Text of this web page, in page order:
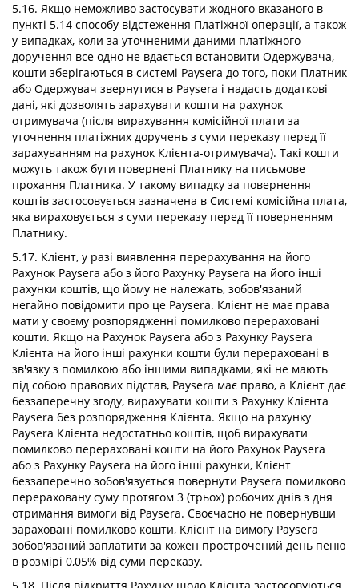
5.16. Якщо неможливо застосувати жодного вказаного в
пункті 5.14 способу відстеження Платіжної операції, а також
у випадках, коли за уточненими даними платіжного
доручення все одно не вдається встановити Одержувача,
кошти зберігаються в системі Paysera до того, поки Платник
або Одержувач звернутися в Paysera і надасть додаткові
дані, які дозволять зарахувати кошти на рахунок
отримувача (після вирахування комісійної плати за
уточнення платіжних доручень з суми переказу перед її
зарахуванням на рахунок Клієнта-отримувача). Такі кошти
можуть також бути повернені Платнику на письмове
прохання Платника. У такому випадку за повернення
коштів застосовується зазначена в Системі комісійна плата,
яка вираховується з суми переказу перед її поверненням
Платнику.
5.17. Клієнт, у разі виявлення перерахування на його
Рахунок Paysera або з його Рахунку Paysera на його інші
рахунки коштів, що йому не належать, зобов'язаний
негайно повідомити про це Paysera. Клієнт не має права
мати у своєму розпорядженні помилково перераховані
кошти. Якщо на Рахунок Paysera або з Рахунку Paysera
Клієнта на його інші рахунки кошти були перераховані в
зв'язку з помилкою або іншими випадками, які не мають
під собою правових підстав, Paysera має право, а Клієнт дає
беззаперечну згоду, вирахувати кошти з Рахунку Клієнта
Paysera без розпорядження Клієнта. Якщо на рахунку
Paysera Клієнта недостатньо коштів, щоб вирахувати
помилково перераховані кошти на його Рахунок Paysera
або з Рахунку Paysera на його інші рахунки, Клієнт
беззаперечно зобов'язується повернути Paysera помилково
перераховану суму протягом 3 (трьох) робочих днів з дня
отримання вимоги від Paysera. Своєчасно не повернувши
зараховані помилково кошти, Клієнт на вимогу Paysera
зобов'язаний заплатити за кожен прострочений день пеню
в розмірі 0,05% від суми переказу.